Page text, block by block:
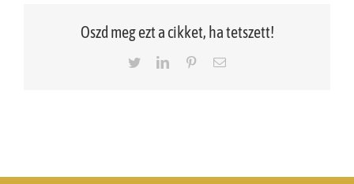
Oszd meg ezt a cikket, ha tetszett!
TwitterLinkedInPinterestEmail